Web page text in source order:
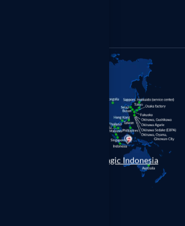
Enagic Indonesia